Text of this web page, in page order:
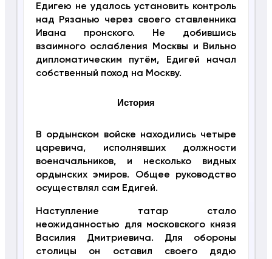
Едигею не удалось установить контроль
над Рязанью через своего ставленника
Ивана пронского. Не добившись
взаимного ослабления Москвы и Вильно
дипломатическим путём, Едигей начал
собственный поход на Москву.
История
В ордынском войске находились четыре
царевича, исполнявших должности
военачальников, и несколько видных
ордынских эмиров. Общее руководство
осуществлял сам Едигей.
Наступление татар стало
неожиданностью для московского князя
Василия Дмитриевича. Для обороны
столицы он оставил своего дядю